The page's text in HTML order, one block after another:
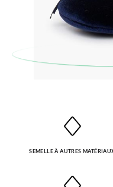
Pour échanger un
d'origine à un bureau de
puis passez une nouvelle
SEMELLE À AUTRES